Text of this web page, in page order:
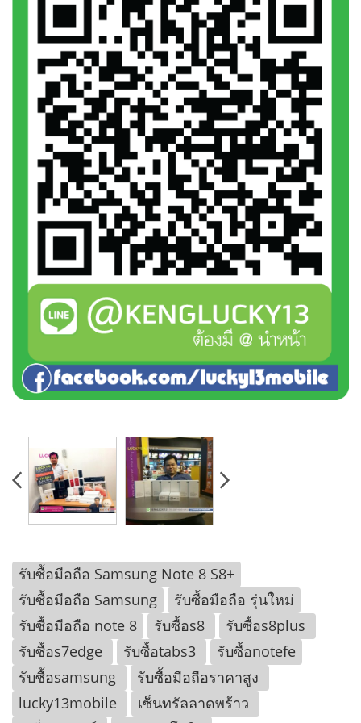
รับซื้อมือถือ Samsung Note 8 S8+
รับซื้อมือถือ Samsung
รับซื้อมือถือ รุ่นใหม่
รับซื้อมือถือ note 8
รับซื้อs8
รับซื้อs8plus
รับซื้อs7edge
รับซื้อtabs3
รับซื้อnotefe
รับซื้อsamsung
รับซื้อมือถือราคาสูง
lucky13mobile
เซ็นทรัลลาดพร้าว